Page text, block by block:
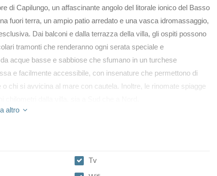
di Capilungo, un affascinante angolo del litorale ionico del Basso
fuori terra, un ampio patio arredato e una vasca idromassaggio,
Dai balconi e dalla terrazza della villa, gli ospiti possono
tramonti che renderanno ogni serata speciale e
acque basse e sabbiose che sfumano in un turchese
e facilmente accessibile, con insenature che permettono di
chi si avvicina al mare con cautela. Inoltre, le rinomate spiagge
altro
Tv